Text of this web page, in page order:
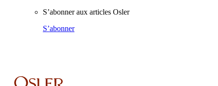
S’abonner aux articles Osler
S’abonner